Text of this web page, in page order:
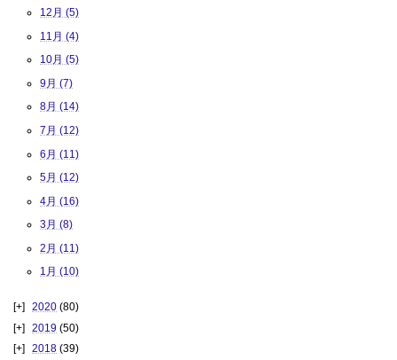
12月 (5)
11月 (4)
10月 (5)
9月 (7)
8月 (14)
7月 (12)
6月 (11)
5月 (12)
4月 (16)
3月 (8)
2月 (11)
1月 (10)
2020 (80)
2019 (50)
2018 (39)